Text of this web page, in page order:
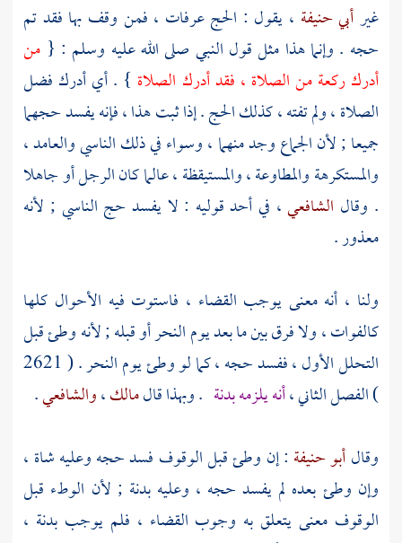
غيرأبي حنيفة ، يقول : الحجعرفات ، فمن وقف بها فقد تم
حجه . وإنما هذا مثل قول النبي صلى الله عليه وسلم : { من
أدرك ركعة من الصلاة ، فقد أدرك الصلاة } . أي أدرك فضل
الصلاة ، ولم تفته ، كذلك الحج . إذا ثبت هذا ، فإنه يفسد حجهما
جميعا ; لأن الجماع وجد منهما ، وسواء في ذلك الناسي والعامد ،
والمستكرهة والمطاوعة ، والمستيقظة ، عالما كان الرجل أو جاهلا
. وقال الشافعي، في أحد قوليه : لا يفسد حج الناسي ; لأنه
معذور .
ولنا ، أنه معنى يوجب القضاء ، فاستوت فيه الأحوال كلها
كالفوات ، ولا فرق بين ما بعد يوم النحر أو قبله ; لأنه وطئ قبل
التحلل الأول ، ففسد حجه ، كما لو وطئ يوم النحر . ( 2621
) الفصل الثاني ،أنه يلزمه بدنة . وبهذا قالمالك،والشافعي.
وقالأبو حنيفة : إن وطئ قبل الوقوف فسد حجه وعليه شاة ،
وإن وطئ بعده لم يفسد حجه ، وعليه بدنة ; لأن الوطء قبل
الوقوف معنى يتعلق به وجوب القضاء ، فلم يوجب بدنة ،